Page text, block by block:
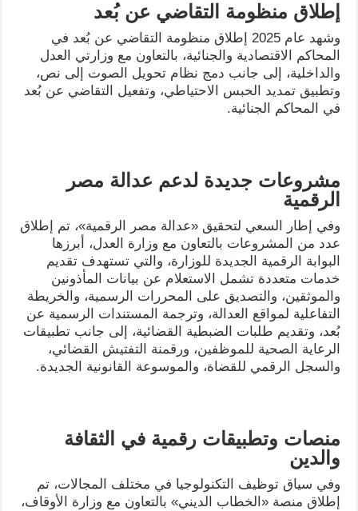
إطلاق منظومة التقاضي عن بُعد
وشهد عام 2025 إطلاق منظومة التقاضي عن بُعد في
المحاكم الاقتصادية والجنائية، بالتعاون مع وزارتي العدل
والداخلية، إلى جانب دمج نظام تحويل الصوت إلى نص،
وتطبيق تمديد الحبس الاحتياطي، وتفعيل التقاضي عن بُعد
في المحاكم الجنائية.
مشروعات جديدة لدعم عدالة مصر
الرقمية
وفي إطار السعي لتحقيق «عدالة مصر الرقمية»، تم إطلاق
عدد من المشروعات بالتعاون مع وزارة العدل، أبرزها
البوابة الرقمية الجديدة للوزارة، والتي تستهدف تقديم
خدمات متعددة تشمل الاستعلام عن بيانات المأذونين
والموثقين، والتصديق على المحررات الرسمية، والخريطة
التفاعلية لمواقع العدالة، وترجمة المستندات الرسمية عن
بُعد، وتقديم طلبات الضبطية القضائية، إلى جانب تطبيقات
الرعاية الصحية للموظفين، ورقمنة التفتيش القضائي،
والسجل الرقمي للقضاة، والموسوعة القانونية الجديدة.
منصات وتطبيقات رقمية في الثقافة
والدين
وفي سياق توظيف التكنولوجيا في مختلف المجالات، تم
إطلاق منصة «الخطاب الديني» بالتعاون مع وزارة الأوقاف،